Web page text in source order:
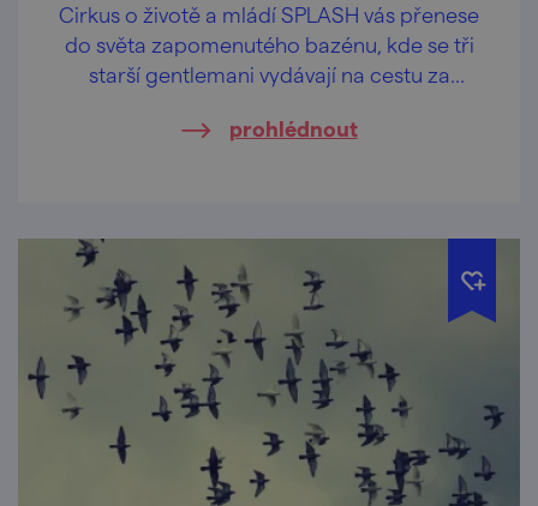
Cirkus o životě a mládí SPLASH vás přenese
do světa zapomenutého bazénu, kde se tři
starší gentlemani vydávají na cestu za
každodenní rutinou ztratili schopnost vnímat
prohlédnout